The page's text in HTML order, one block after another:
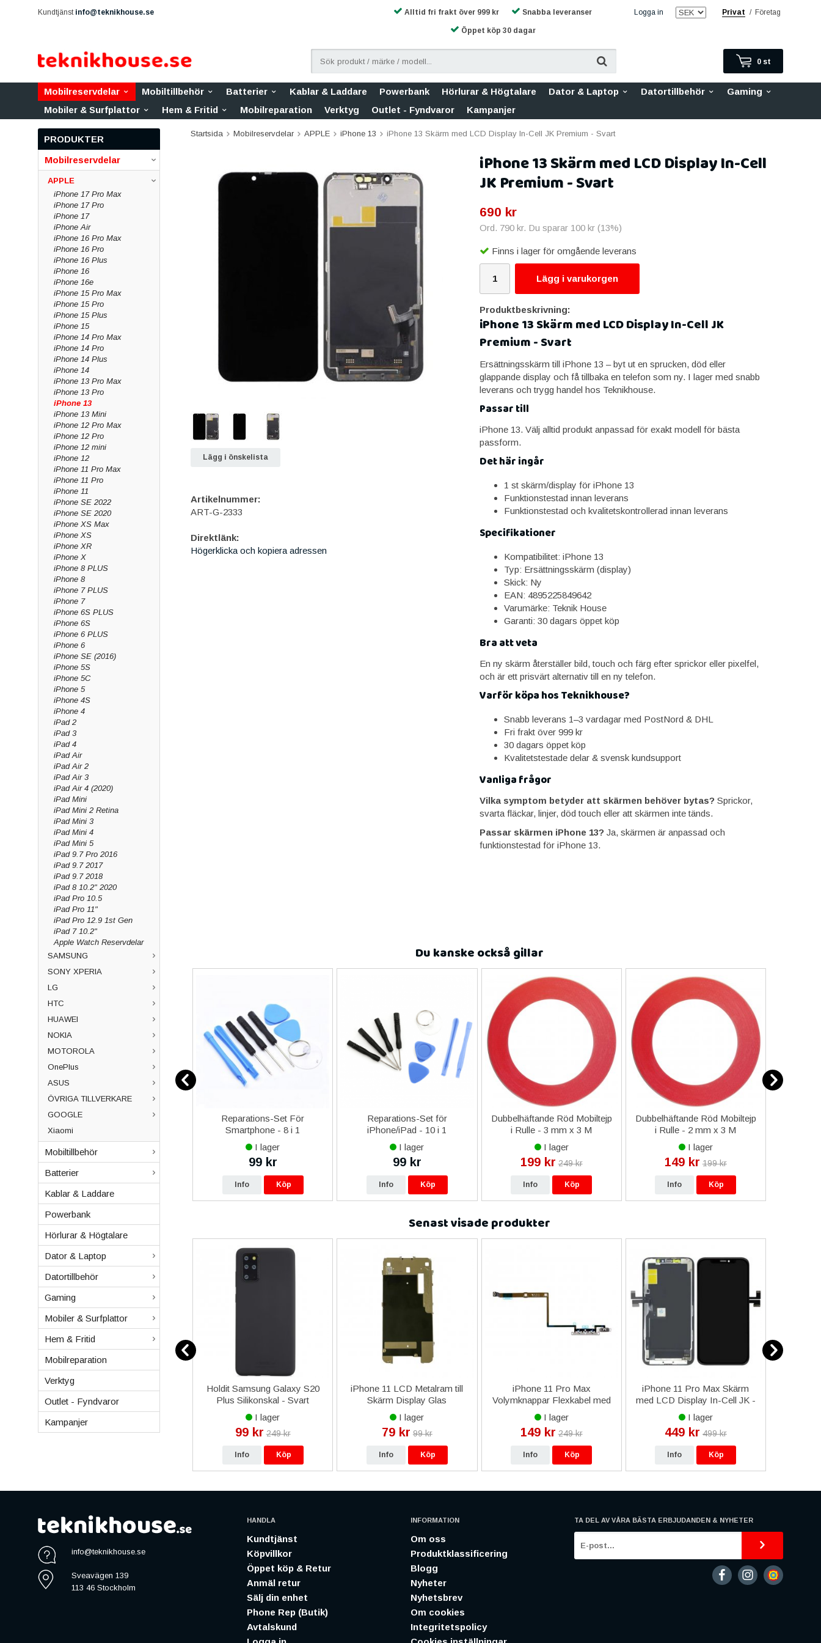
Kundtjänst info@teknikhouse.se Logga in Privat / Företag
Alltid fri frakt över 999 kr Snabba leveranser
Öppet köp 30 dagar
0 st
Mobilreservdelar Mobiltillbehör Batterier Kablar & Laddare Powerbank Hörlurar & Högtalare Dator & Laptop Datortillbehör
Gaming
Mobiler & Surfplattor
Hem & Fritid Mobilreparation Verktyg Outlet - Fyndvaror Kampanjer
PRODUKTER
Mobilreservdelar
APPLE
iPhone 17 Pro Max
iPhone 17 Pro
iPhone 17
iPhone Air
iPhone 16 Pro Max
iPhone 16 Pro
iPhone 16 Plus
iPhone 16
iPhone 16e
iPhone 15 Pro Max
iPhone 15 Pro
iPhone 15 Plus
iPhone 15
iPhone 14 Pro Max
iPhone 14 Pro
iPhone 14 Plus
iPhone 14
iPhone 13 Pro Max
iPhone 13 Pro
iPhone 13
iPhone 13 Mini
iPhone 12 Pro Max
iPhone 12 Pro
iPhone 12 mini
iPhone 12
iPhone 11 Pro Max
iPhone 11 Pro
iPhone 11
iPhone SE 2022
iPhone SE 2020
iPhone XS Max
iPhone XS
iPhone XR
iPhone X
iPhone 8 PLUS
iPhone 8
iPhone 7 PLUS
iPhone 7
iPhone 6S PLUS
iPhone 6S
iPhone 6 PLUS
iPhone 6
iPhone SE (2016)
iPhone 5S
iPhone 5C
iPhone 5
iPhone 4S
iPhone 4
iPad 2
iPad 3
iPad 4
iPad Air
iPad Air 2
iPad Air 3
iPad Air 4 (2020)
iPad Mini
iPad Mini 2 Retina
iPad Mini 3
iPad Mini 4
iPad Mini 5
iPad 9.7 Pro 2016
iPad 9.7 2017
iPad 9.7 2018
iPad 8 10.2" 2020
iPad Pro 10.5
iPad Pro 11"
iPad Pro 12.9 1st Gen
iPad 7 10.2"
Apple Watch Reservdelar
SAMSUNG
SONY XPERIA
LG
HTC
HUAWEI
NOKIA
MOTOROLA
OnePlus
ASUS
ÖVRIGA TILLVERKARE
GOOGLE
Xiaomi
Mobiltillbehör
Batterier
Kablar & Laddare
Powerbank
Hörlurar & Högtalare
Dator & Laptop
Datortillbehör
Gaming
Mobiler & Surfplattor
Hem & Fritid
Mobilreparation
Verktyg
Outlet - Fyndvaror
Kampanjer
Startsida Mobilreservdelar APPLE iPhone 13 iPhone 13 Skärm med LCD Display In-Cell JK Premium - Svart
iPhone 13 Skärm med LCD Display In-Cell
JK Premium - Svart
690 kr
Ord. 790 kr. Du sparar 100 kr(13%)
Finns i lager för omgående leverans
Lägg i varukorgen
Produktbeskrivning:
iPhone 13 Skärm med LCD Display In-Cell JK
Premium - Svart
Ersättningsskärm till iPhone 13 – byt ut en sprucken, död eller
glappande display och få tillbaka en telefon som ny. I lager med snabb
leverans och trygg handel hos Teknikhouse.
Passar till
iPhone 13. Välj alltid produkt anpassad för exakt modell för bästa
passform.
Det här ingår
1 st skärm/display för iPhone 13
Funktionstestad innan leverans
Funktionstestad och kvalitetskontrollerad innan leverans
Specifikationer
Kompatibilitet: iPhone 13
Typ: Ersättningsskärm (display)
Skick: Ny
EAN: 4895225849642
Varumärke: Teknik House
Garanti: 30 dagars öppet köp
Bra att veta
En ny skärm återställer bild, touch och färg efter sprickor eller pixelfel,
och är ett prisvärt alternativ till en ny telefon.
Varför köpa hos Teknikhouse?
Snabb leverans 1–3 vardagar med PostNord & DHL
Fri frakt över 999 kr
30 dagars öppet köp
Kvalitetstestade delar & svensk kundsupport
Vanliga frågor
Vilka symptom betyder att skärmen behöver bytas? Sprickor,
svarta fläckar, linjer, död touch eller att skärmen inte tänds.
Passar skärmen iPhone 13? Ja, skärmen är anpassad och
funktionstestad för iPhone 13.
Lägg i önskelista
Artikelnummer:
ART-G-2333
Direktlänk:
Högerklicka och kopiera adressen
Du kanske också gillar
Samsung Galaxy Xcover 5
479 kr 490 kr
Info Köp
Reparations-Set För
Smartphone - 8 i 1
I lager
99 kr
Info Köp
Reparations-Set för
iPhone/iPad - 10 i 1
I lager
99 kr
Info Köp
Dubbelhäftande Röd Mobiltejp
i Rulle - 3 mm x 3 M
I lager
199 kr 249 kr
Info Köp
Dubbelhäftande Röd Mobiltejp
i Rulle - 2 mm x 3 M
I lager
149 kr 199 kr
Info Köp
Senast visade produkter
iPhone 15 Pro Max
Laddkontakt med Flexkabel -
Blå
790 kr 990 kr
Holdit Samsung Galaxy S20
Plus Silikonskal - Svart
I lager
99 kr 249 kr
Info Köp
iPhone 11 LCD Metalram till
Skärm Display Glas
I lager
79 kr 99 kr
Info Köp
iPhone 11 Pro Max
Volymknappar Flexkabel med
Metallhållare
I lager
149 kr 249 kr
Info Köp
iPhone 11 Pro Max Skärm
med LCD Display In-Cell JK -
Svart
I lager
449 kr 499 kr
Info Köp
info@teknikhouse.se
Sveavägen 139
113 46 Stockholm
HANDLA
Kundtjänst
Köpvillkor
Öppet köp & Retur
Anmäl retur
Sälj din enhet
Phone Rep (Butik)
Avtalskund
INFORMATION
Om oss
Produktklassificering
Blogg
Nyheter
Nyhetsbrev
Om cookies
Integritetspolicy
TA DEL AV VÅRA BÄSTA ERBJUDANDEN & NYHETER